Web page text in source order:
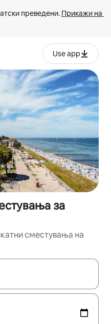
преведени. Прикажи на
Use app
за
сместувања на
движете се со копчињата